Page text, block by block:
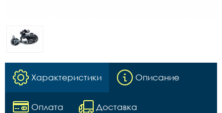
Характеристики Описание
Оплата Доставка